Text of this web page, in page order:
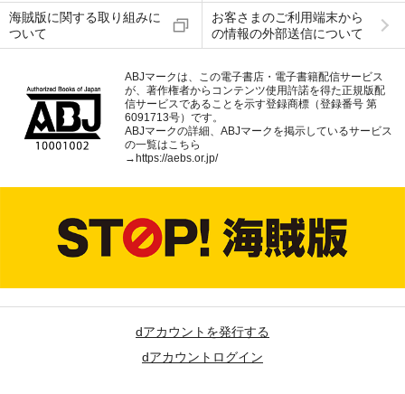
海賊版に関する取り組みに
ついて
お客さまのご利用端末から
の情報の外部送信について
ABJマークは、この電子書店・電子書籍配信サービス
が、著作権者からコンテンツ使用許諾を得た正規版配
信サービスであることを示す登録商標（登録番号 第
6091713号）です。
ABJマークの詳細、ABJマークを掲示しているサービス
の一覧はこちら
→ https://aebs.or.jp/
dアカウントを発行する
dアカウントログイン